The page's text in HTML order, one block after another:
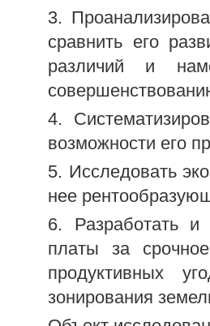
3.
сравнить его
различий и
4.
возможности его
5. Исследовать
нее
6. Разработать и
платы за
продуктивных
зонирования